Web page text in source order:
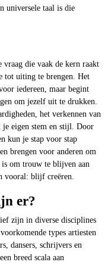
universele taal is die
vraag die vaak de kern raakt
tot uiting te brengen. Het
iedereen, maar begint
om jezelf uit te drukken.
het verkennen van
je eigen stem en stijl. Door
kun je stap voor stap
brengen voor anderen om
is om trouw te blijven aan
vooral: blijf creëren.
er?
zijn in diverse disciplines
types artiesten
dansers, schrijvers en
breed scala aan